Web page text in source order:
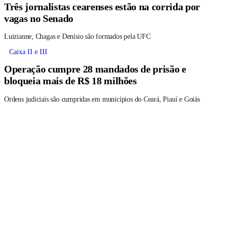
Três jornalistas cearenses estão na corrida por
vagas no Senado
Luizianne, Chagas e Denísio são formados pela UFC
Caixa II e III
Operação cumpre 28 mandados de prisão e
bloqueia mais de R$ 18 milhões
Ordens judiciais são cumpridas em municípios do Ceará, Piauí e Goiás